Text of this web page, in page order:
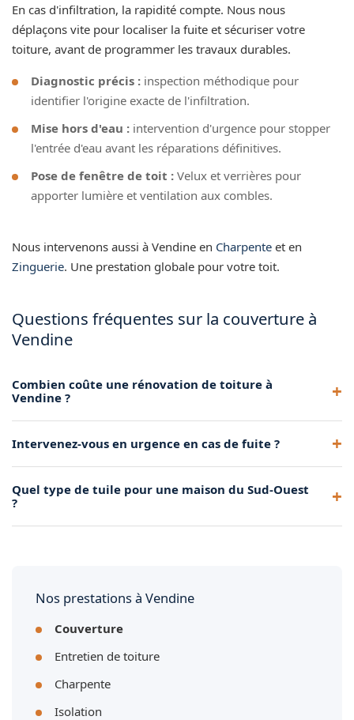
En cas d'infiltration, la rapidité compte. Nous nous
déplaçons vite pour localiser la fuite et sécuriser votre
toiture, avant de programmer les travaux durables.
Diagnostic précis : inspection méthodique pour
identifier l'origine exacte de l'infiltration.
Mise hors d'eau : intervention d'urgence pour stopper
l'entrée d'eau avant les réparations définitives.
Pose de fenêtre de toit : Velux et verrières pour
apporter lumière et ventilation aux combles.
Nous intervenons aussi à Vendine en Charpente et en
Zinguerie. Une prestation globale pour votre toit.
Questions fréquentes sur la couverture à
Vendine
Combien coûte une rénovation de toiture à
Vendine ?
la charpente. Un devis gratuit est remis après visite sur
place.
Intervenez-vous en urgence en cas de fuite ?
mise hors d'eau rapide avant les travaux définitifs.
Quel type de tuile pour une maison du Sud-Ouest
?
Nos prestations à Vendine
Couverture
Entretien de toiture
Charpente
Isolation